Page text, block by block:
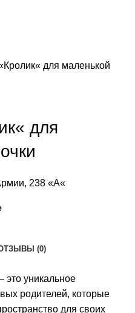
для маленькой
для
238 «А«
(0)
это уникальное
родителей, которые
для своих